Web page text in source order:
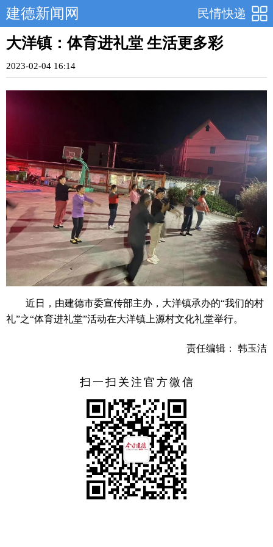
民情快递
建德新闻网
大洋镇：体育进礼堂 生活更多彩
2023-02-04 16:14
近日，由建德市委宣传部主办，大洋镇承办的“我们的村
礼”之“体育进礼堂”活动在大洋镇上源村文化礼堂举行。
责任编辑： 韩玉洁
扫一扫关注官方微信